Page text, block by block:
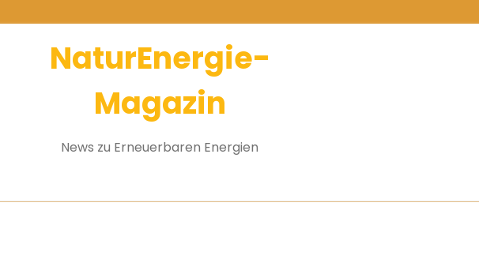
NaturEnergie-
Magazin
News zu Erneuerbaren Energien